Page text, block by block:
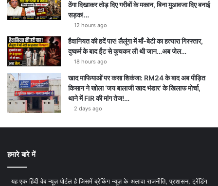
ठेंगा दिखाकर तोड़ दिए गरीबों के मकान, बिना मुआवजा दिए बनाई
सड़क!…
12 hours ago
हैवानियत की हदें पार! लैलूंगा में माँ-बेटी का हत्यारा गिरफ्तार,
दुष्कर्म के बाद ईंट से कूचकर ली थी जान…अब जेल…
18 hours ago
खाद माफियाओं पर कसा शिकंजा: RM24 के बाद अब पीड़ित
किसान ने खोला ‘जय बालाजी खाद भंडार’ के खिलाफ मोर्चा,
थाने में FIR की मांग तेज!…
2 days ago
हमारे बारे में
यह एक हिंदी वेब न्यूज़ पोर्टल है जिसमें ब्रेकिंग न्यूज़ के अलावा राजनीति, प्रशासन, ट्रेंडिंग